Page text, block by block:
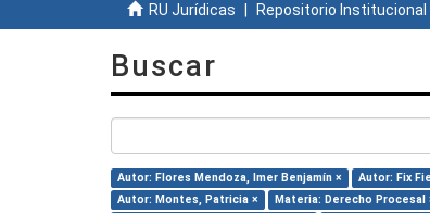
RU Jurídicas Repositorio Institucional
Buscar
Autor: Flores Mendoza, Imer Benjamín × Autor: Fix
Autor: Montes, Patricia ×
Materia: Derecho Procesal